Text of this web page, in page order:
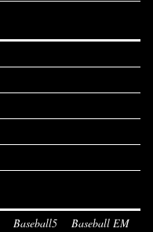
Baseball5 Baseball EM